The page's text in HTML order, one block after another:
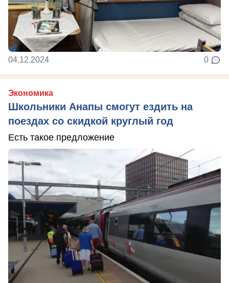
04.12.2024 0
Экономика
Школьники Анапы смогут ездить на
поездах со скидкой круглый год
Есть такое предложение